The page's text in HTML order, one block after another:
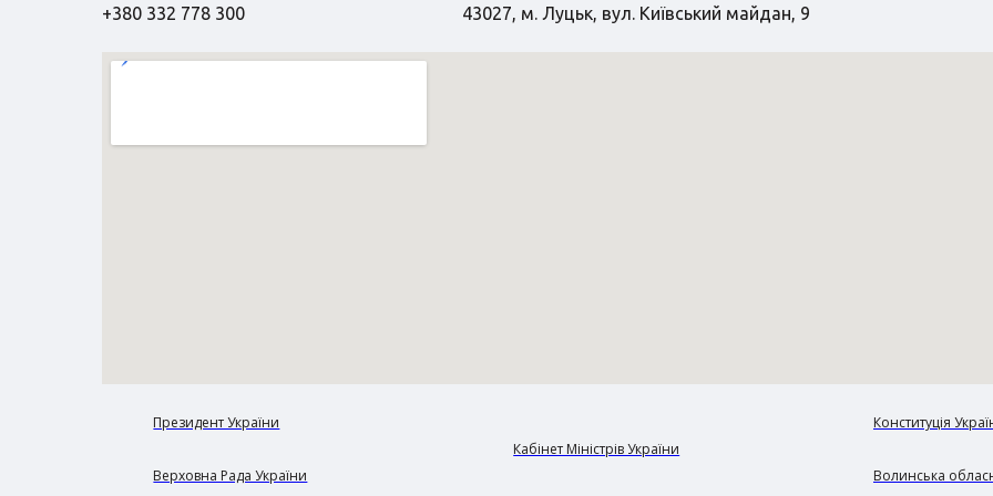
+380 332 778 300 43027, м. Луцьк, вул. Київський майдан, 9
Президент України
Верховна Рада України
Кабінет Міністрів України
Конституція
Волинська